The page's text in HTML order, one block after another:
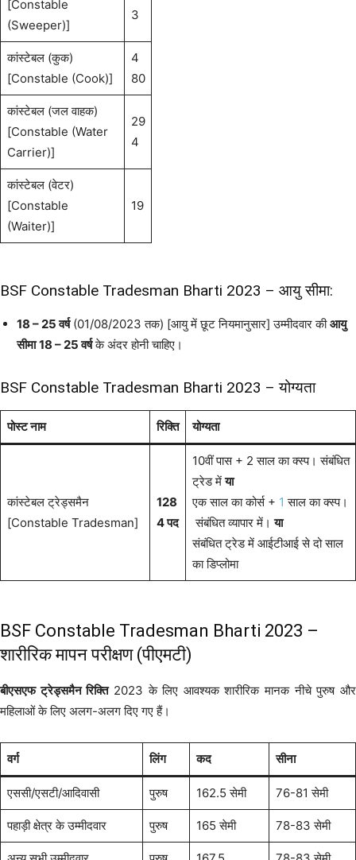
[Constable
(Sweeper)]
3
कांस्टेबल (कुक)
[Constable (Cook)]
4
80
कांस्टेबल (जल वाहक)
[Constable (Water
Carrier)]
29
4
कांस्टेबल (वेटर)
[Constable
(Waiter)]
19
BSF Constable Tradesman Bharti 2023 – आयु सीमा:
18 – 25 वर्ष(01/08/2023 तक) [आयु में छूट नियमानुसार] उम्मीदवार कीआयु
सीमा 18 – 25 वर्षके अंदर होनी चाहिए।
BSF Constable Tradesman Bharti 2023 – योग्यता
पोस्ट नाम रिक्ति योग्यता
कांस्टेबल ट्रेड्समैन
[Constable Tradesman]
128
4 पद
10वीं पास + 2 साल का क्स्प। संबंधित
ट्रेड मेंया
एक साल का कोर्स + 1 साल का क्स्प।
संबंधित व्यापार में।या
संबंधित ट्रेड में आईटीआई से दो साल
का डिप्लोमा
BSF Constable Tradesman Bharti 2023 –
शारीरिक मापन परीक्षण (पीएमटी)
बीएसएफ ट्रेड्समैन रिक्ति2023 के लिए आवश्यक शारीरिक मानक नीचे पुरुष और
महिलाओं के लिए अलग-अलग दिए गए हैं।
वर्ग लिंग कद सीना
एससी/एसटी/आदिवासी पुरुष 162.5 सेमी 76-81 सेमी
पहाड़ी क्षेत्र के उम्मीदवार पुरुष 165 सेमी 78-83 सेमी